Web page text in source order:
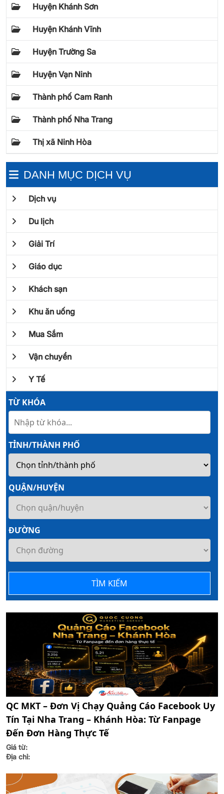
Huyện Khánh Sơn
Huyện Khánh Vĩnh
Huyện Trường Sa
Huyện Vạn Ninh
Thành phố Cam Ranh
Thành phố Nha Trang
Thị xã Ninh Hòa
DANH MỤC DỊCH VỤ
Dịch vụ
Du lịch
Giải Trí
Giáo dục
Khách sạn
Khu ăn uống
Mua Sắm
Vận chuyển
Y Tế
TỪ KHÓA
TỈNH/THÀNH PHỐ
QUẬN/HUYỆN
ĐƯỜNG
TÌM KIẾM
QC MKT – Đơn Vị Chạy Quảng Cáo Facebook Uy
Tín Tại Nha Trang – Khánh Hòa: Từ Fanpage
Đến Đơn Hàng Thực Tế
Giá từ:
Địa chỉ: